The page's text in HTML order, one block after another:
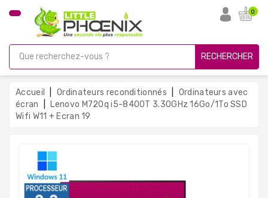
CATÉGORIE
Gamer
Unités
Centrales
Reconditionnées
Ordinateurs
Portables
0
RECHERCHER
Accueil Ordinateurs reconditionnés
Ordinateurs avec
écran
Lenovo M720q i5-8400T 3.30GHz 16Go/1To SSD
Wifi W11 + Ecran 19